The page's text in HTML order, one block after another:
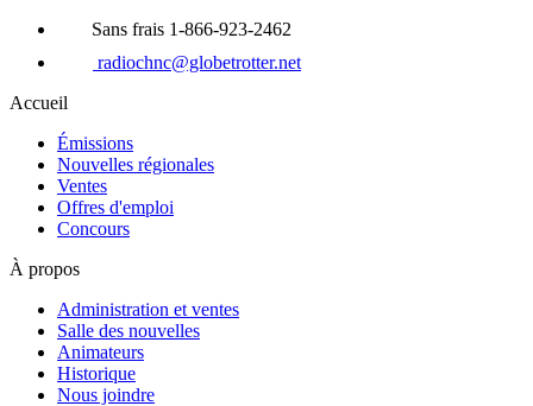
Sans frais 1-866-923-2462
radiochnc@globetrotter.net
Accueil
Émissions
Nouvelles régionales
Ventes
Offres d'emploi
Concours
À propos
Administration et ventes
Salle des nouvelles
Animateurs
Historique
Nous joindre